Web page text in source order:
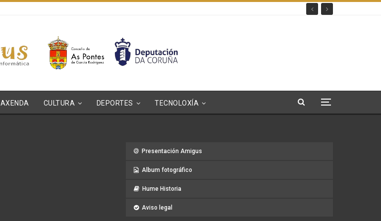
AXENDA CULTURA DEPORTES TECNOLOXÍA
Presentación Amigus
Album fotográfico
Hume Historia
Aviso legal